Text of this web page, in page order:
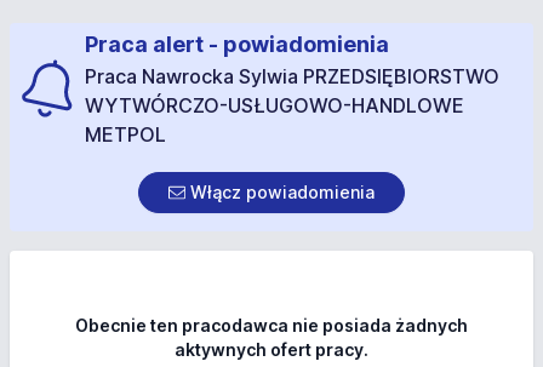
Praca alert - powiadomienia
Praca Nawrocka Sylwia PRZEDSIĘBIORSTWO
WYTWÓRCZO-USŁUGOWO-HANDLOWE
METPOL
Włącz powiadomienia
Obecnie ten pracodawca nie posiada żadnych
aktywnych ofert pracy.